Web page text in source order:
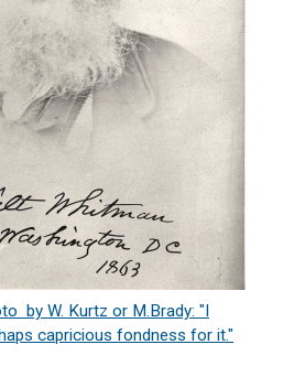
by W. Kurtz or M.Brady: "I
capricious fondness for it."